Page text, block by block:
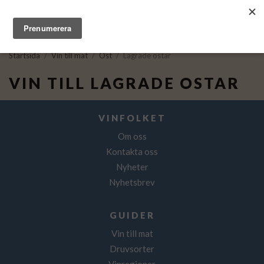
Startsida / Vin till mat / Ost / Lagrade ostar
VIN TILL LAGRADE OSTAR
VINFOLKET
Om oss
Kontakta oss
Nyheter
Nyhetsbrev
GUIDER
Vin till mat
Druvsorter